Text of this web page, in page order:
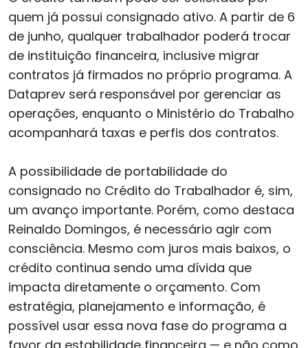
quem já possui consignado ativo. A partir de 6
de junho, qualquer trabalhador poderá trocar
de instituição financeira, inclusive migrar
contratos já firmados no próprio programa. A
Dataprev será responsável por gerenciar as
operações, enquanto o Ministério do Trabalho
acompanhará taxas e perfis dos contratos.
A possibilidade de portabilidade do
consignado no Crédito do Trabalhador é, sim,
um avanço importante. Porém, como destaca
Reinaldo Domingos, é necessário agir com
consciência. Mesmo com juros mais baixos, o
crédito continua sendo uma dívida que
impacta diretamente o orçamento. Com
estratégia, planejamento e informação, é
possível usar essa nova fase do programa a